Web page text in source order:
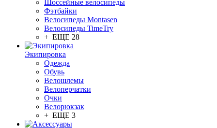
Шоссейные велосипеды
Фэтбайки
Велосипеды Montasen
Велосипеды TimeTry
+ ЕЩЕ 28
Экипировка
Одежда
Обувь
Велошлемы
Велоперчатки
Очки
Велорюкзак
+ ЕЩЕ 3